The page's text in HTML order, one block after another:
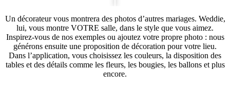
Un décorateur vous montrera des photos d’autres mariages. Weddie,
lui, vous montre VOTRE salle, dans le style que vous aimez.
Inspirez‑vous de nos exemples ou ajoutez votre propre photo : nous
générons ensuite une proposition de décoration pour votre lieu.
Dans l’application, vous choisissez les couleurs, la disposition des
tables et des détails comme les fleurs, les bougies, les ballons et plus
encore.